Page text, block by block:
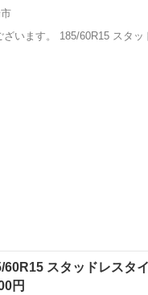
タッドレスタイヤ4本
60R15 スタッドレスタ
円